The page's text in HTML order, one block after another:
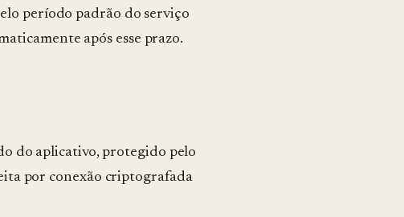
período padrão do serviço
após esse prazo.
do aplicativo, protegido pelo
por conexão criptografada